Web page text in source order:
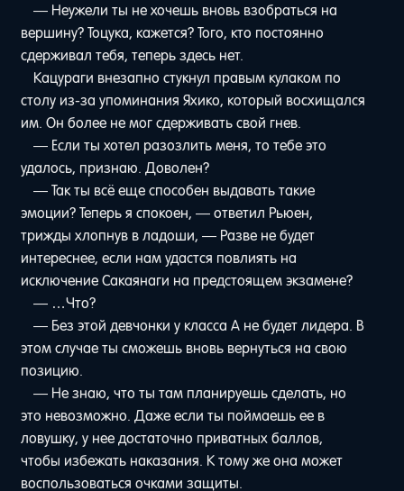
— Неужели ты не хочешь вновь взобраться на
вершину? Тоцука, кажется? Того, кто постоянно
сдерживал тебя, теперь здесь нет.
Кацураги внезапно стукнул правым кулаком по
столу из-за упоминания Яхико, который восхищался
им. Он более не мог сдерживать свой гнев.
— Если ты хотел разозлить меня, то тебе это
удалось, признаю. Доволен?
— Так ты всё еще способен выдавать такие
эмоции? Теперь я спокоен, — ответил Рьюен,
трижды хлопнув в ладоши, — Разве не будет
интереснее, если нам удастся повлиять на
исключение Сакаянаги на предстоящем экзамене?
— …Что?
— Без этой девчонки у класса A не будет лидера. В
этом случае ты сможешь вновь вернуться на свою
позицию.
— Не знаю, что ты там планируешь сделать, но
это невозможно. Даже если ты поймаешь ее в
ловушку, у нее достаточно приватных баллов,
чтобы избежать наказания. К тому же она может
воспользоваться очками защиты.